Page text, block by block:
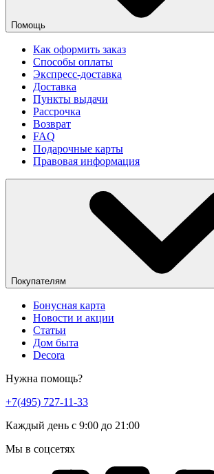
Помощь
Как оформить заказ
Способы оплаты
Экспресс-доставка
Доставка
Пункты выдачи
Рассрочка
Возврат
FAQ
Подарочные карты
Правовая информация
Покупателям
Бонусная карта
Новости и акции
Статьи
Дом быта
Decora
Нужна помощь?
+7(495) 727-11-33
Каждый день с 9:00 до 21:00
Мы в соцсетях